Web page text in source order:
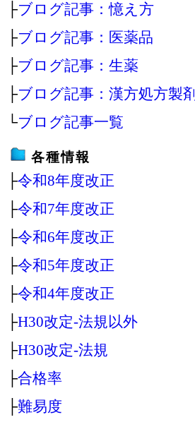
├ブログ記事：憶え方
├ブログ記事：医薬品
├ブログ記事：生薬
├ブログ記事：漢方処方製剤
└ブログ記事一覧
各種情報
├令和8年度改正
├令和7年度改正
├令和6年度改正
├令和5年度改正
├令和4年度改正
├H30改定‐法規以外
├H30改定‐法規
├合格率
├難易度